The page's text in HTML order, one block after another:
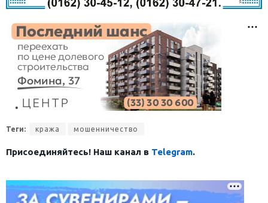
Теги: кража мошенничество
Присоединяйтесь! Наш канал в Telegram.